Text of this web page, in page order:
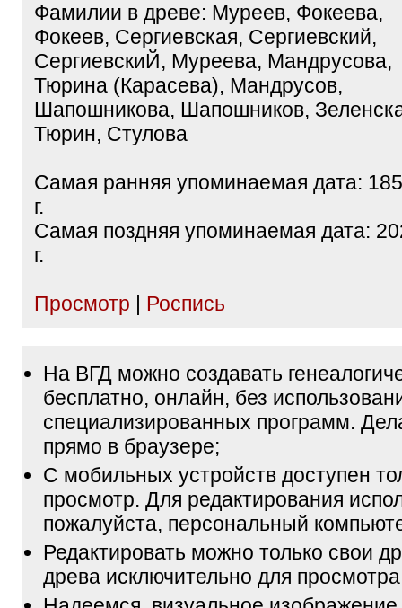
Фамилии в древе: Муреев, Фокеева,
Фокеев, Сергиевская, Сергиевский,
СергиевскиЙ, Муреева, Мандрусова,
Тюрина (Карасева), Мандрусов,
Шапошникова, Шапошников,
Тюрин, Стулова
Самая ранняя упоминаемая дата:
г.
Самая поздняя упоминаемая дата:
г.
Просмотр | Роспись
На ВГД можно создавать
бесплатно, онлайн, без
специализированных программ.
прямо в браузере;
С мобильных устройств доступен
просмотр. Для редактирования
пожалуйста, персональный
Редактировать можно только свои
древа исключительно для